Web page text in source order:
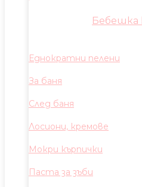
Бебешка
Еднократни пелени
За баня
След баня
Лосиони, кремове
Мокри кърпички
Паста за зъби